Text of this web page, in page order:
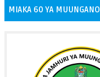
MIAKA 60 YA MUUNGANO